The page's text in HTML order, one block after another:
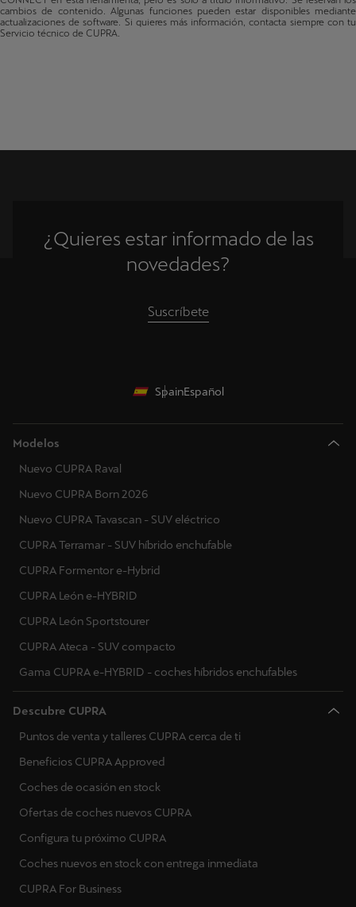
Finlandia
Polonia
Eslovaquia
Terramar
Fabricado a partir de 35/2024
cambios de contenido. Algunas funciones pueden estar disponibles mediante
actualizaciones de software. Si quieres más información, contacta siempre con tu
Servicio técnico de CUPRA.
¿Quieres estar informado de las
novedades?
Suscríbete
SpainEspañol
Modelos
Nuevo CUPRA Raval
Nuevo CUPRA Born 2026
Nuevo CUPRA Tavascan - SUV eléctrico
CUPRA Terramar - SUV híbrido enchufable
CUPRA Formentor e-Hybrid
CUPRA León e-HYBRID
CUPRA León Sportstourer
CUPRA Ateca - SUV compacto
Gama CUPRA e-HYBRID - coches híbridos enchufables
Descubre CUPRA
Puntos de venta y talleres CUPRA cerca de ti
Beneficios CUPRA Approved
Coches de ocasión en stock
Ofertas de coches nuevos CUPRA
Configura tu próximo CUPRA
Coches nuevos en stock con entrega inmediata
CUPRA For Business